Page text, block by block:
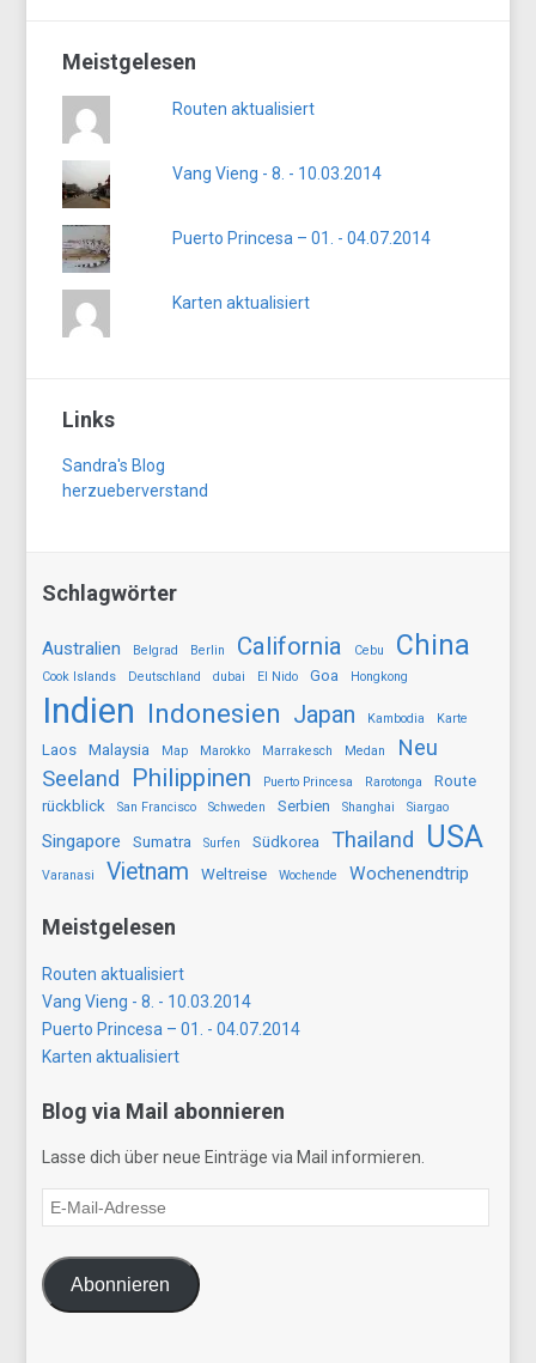
Meistgelesen
Routen aktualisiert
Vang Vieng - 8. - 10.03.2014
Puerto Princesa – 01. - 04.07.2014
Karten aktualisiert
Links
Sandra's Blog
herzueberverstand
Schlagwörter
Australien Belgrad Berlin California Cebu China
Cook Islands Deutschland dubai El Nido Goa Hongkong
Indien Indonesien Japan Kambodia Karte
Laos Malaysia Map Marokko Marrakesch Medan
Neu
Seeland
Philippinen Puerto Princesa Rarotonga
Route
rückblick
San Francisco Schweden Serbien Shanghai Siargao
Singapore Sumatra Surfen Südkorea Thailand USA
Varanasi Vietnam Weltreise Wochende Wochenendtrip
Meistgelesen
Routen aktualisiert
Vang Vieng - 8. - 10.03.2014
Puerto Princesa – 01. - 04.07.2014
Karten aktualisiert
Blog via Mail abonnieren
Lasse dich über neue Einträge via Mail informieren.
E-
Mail-
Abonnieren